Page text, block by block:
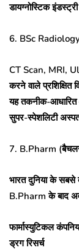
डायग्नोस्टिक
6. BSc
CT Scan, MRI,
करने वाले प्रशिक्षित
यह तकनीक-आधारित
सुपर-स्पेशलिटी
7. B.Pharm
भारत दुनिया के सबसे
B.Pharm के बाद
फार्मास्युटिकल
ड्रग रिसर्च